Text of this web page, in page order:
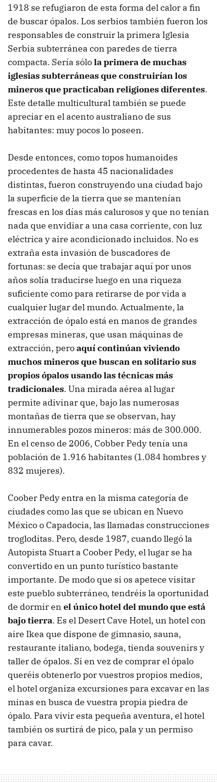
1918 se refugiaron de esta forma del calor a fin
de buscar ópalos. Los serbios también fueron los
responsables de construir la primera Iglesia
Serbia subterránea con paredes de tierra
compacta. Sería sólola primera de muchas
iglesias subterráneas que construirían los
mineros que practicaban religiones diferentes.
Este detalle multicultural también se puede
apreciar en el acento australiano de sus
habitantes: muy pocos lo poseen.
Desde entonces, como topos humanoides
procedentes de hasta 45 nacionalidades
distintas, fueron construyendo una ciudad bajo
la superficie de la tierra que se mantenían
frescas en los días más calurosos y que no tenían
nada que envidiar a una casa corriente, con luz
eléctrica y aire acondicionado incluidos. No es
extraña esta invasión de buscadores de
fortunas: se decía que trabajar aquí por unos
años solía traducirse luego en una riqueza
suficiente como para retirarse de por vida a
cualquier lugar del mundo. Actualmente, la
extracción de ópalo está en manos de grandes
empresas mineras, que usan máquinas de
extracción, peroaquí continúan viviendo
muchos mineros que buscan en solitario sus
propios ópalos usando las técnicas más
tradicionales. Una mirada aérea al lugar
permite adivinar que, bajo las numerosas
montañas de tierra que se observan, hay
innumerables pozos mineros: más de 300.000.
En el censo de 2006, Cobber Pedy tenía una
población de 1.916 habitantes (1.084 hombres y
832 mujeres).
Coober Pedy entra en la misma categoría de
ciudades como las que se ubican en Nuevo
México o Capadocia, las llamadas construcciones
trogloditas. Pero, desde 1987, cuando llegó la
Autopista Stuart a Coober Pedy, el lugar se ha
convertido en un punto turístico bastante
importante. De modo que si os apetece visitar
este pueblo subterráneo, tendréis la oportunidad
de dormir en el único hotel del mundo que está
bajo tierra. Es el Desert Cave Hotel, un hotel con
aire Ikea que dispone de gimnasio, sauna,
restaurante italiano, bodega, tienda souvenirs y
taller de ópalos. Si en vez de comprar el ópalo
queréis obtenerlo por vuestros propios medios,
el hotel organiza excursiones para excavar en las
minas en busca de vuestra propia piedra de
ópalo. Para vivir esta pequeña aventura, el hotel
también os surtirá de pico, pala y un permiso
para cavar.